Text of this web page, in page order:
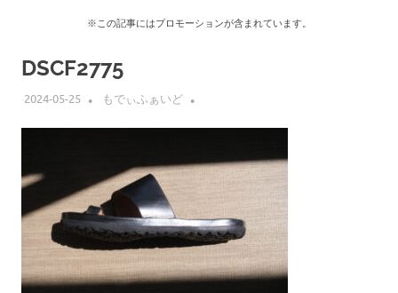
※この記事にはプロモーションが含まれています。
DSCF2775
2024-05-25 もでぃふぁいど